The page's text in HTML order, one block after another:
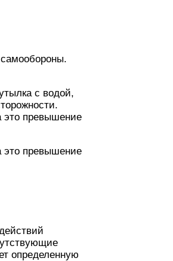
с водой,
это превышение
это превышение
определенную